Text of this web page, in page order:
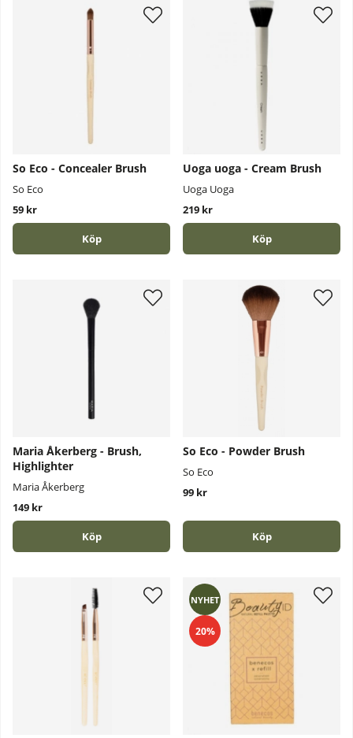
So Eco - Concealer Brush
So Eco
59 kr
Köp
Uoga uoga - Cream Brush
Uoga Uoga
219 kr
Köp
Maria Åkerberg - Brush,
Highlighter
Maria Åkerberg
149 kr
Köp
So Eco - Powder Brush
So Eco
99 kr
Köp
NYHET
20%